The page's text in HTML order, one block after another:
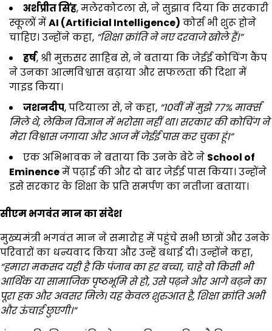
अर्शप्रीत सिंह, मलेरकोटला से, ने सुझाव दिया कि सरकारी
स्कूलों मेंAI (Artificial Intelligence) कोर्स भी शुरू होने
चाहिए। उन्होंने कहा, “शिक्षा क्रांति ने नए दरवाजे खोले हैं।”
हर्ष, श्री मुक्तसर साहिब से, ने बताया कि जेईई कोचिंग कैंप
ने उनका आत्मविश्वास बढ़ाया और सफलता की दिशा में
गाइड किया।
जशनदीप, पटियाला से, ने कहा, “10वीं में मुझे 77% मार्क्स
मिले थे, लेकिन विज्ञान में भरोसा नहीं था। सरकार की कोचिंग ने
मेरा विश्वास जगाया और आज मैं जेईई पास कर चुका हूं।”
एक अभिभावक ने बताया कि उनके बेटे ने School of
Eminenceमें पढ़ाई की और दो बार जेईई पास किया। उन्होंने
इसे सरकार के शिक्षा के प्रति समर्पण का नतीजा बताया।
सीएम भगवंत मान का संदेश
मुख्यमंत्री भगवंत मान ने समारोह में पहुंचे सभी छात्रों और उनके
परिवारों का धन्यवाद किया और उन्हें बधाई दी। उन्होंने कहा,
“हमारा मकसद यही है कि पंजाब का हर बच्चा, चाहे वो किसी भी
आर्थिक या सामाजिक पृष्ठभूमि से हो, उसे पढ़ने और आगे बढ़ने का
पूरा हक और अवसर मिले। यह केवल शुरुआत है, शिक्षा क्रांति अभी
और ऊंचाई छुएगी।”